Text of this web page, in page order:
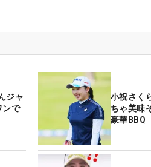
ジャ
で
小祝さく
ちゃ美味
豪華BBQ